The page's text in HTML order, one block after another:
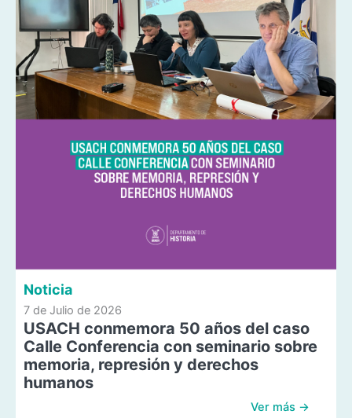
Noticia
7 de Julio de 2026
USACH conmemora 50 años del caso
Calle Conferencia con seminario sobre
memoria, represión y derechos
humanos
Ver más →